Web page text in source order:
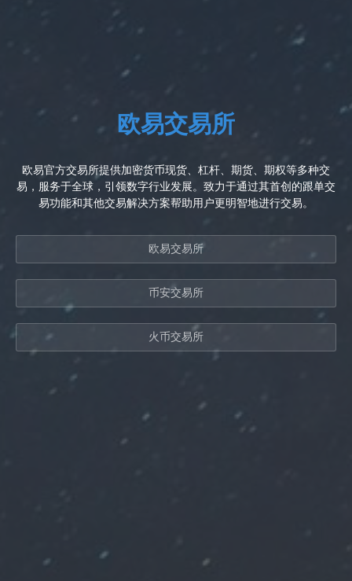
欧易交易所
欧易官方交易所提供加密货币现货、杠杆、期货、期权等多种交
易，服务于全球，引领数字行业发展。致力于通过其首创的跟单交
易功能和其他交易解决方案帮助用户更明智地进行交易。
欧易交易所
币安交易所
火币交易所